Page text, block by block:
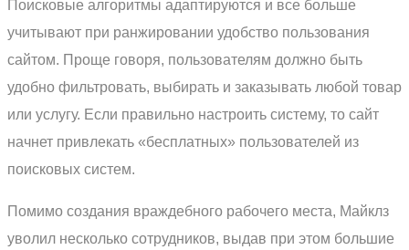
Поисковые алгоритмы адаптируются и все больше
учитывают при ранжировании удобство пользования
сайтом. Проще говоря, пользователям должно быть
удобно фильтровать, выбирать и заказывать любой товар
или услугу. Если правильно настроить систему, то сайт
начнет привлекать «бесплатных» пользователей из
поисковых систем.
Помимо создания враждебного рабочего места, Майклз
уволил несколько сотрудников, выдав при этом большие